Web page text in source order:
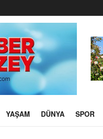
YAŞAM DÜNYA SPOR